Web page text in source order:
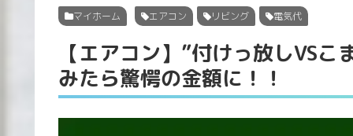
マイホーム エアコン リビング 電気代
【エアコン】”付けっ放しVS
みたら驚愕の金額に！！